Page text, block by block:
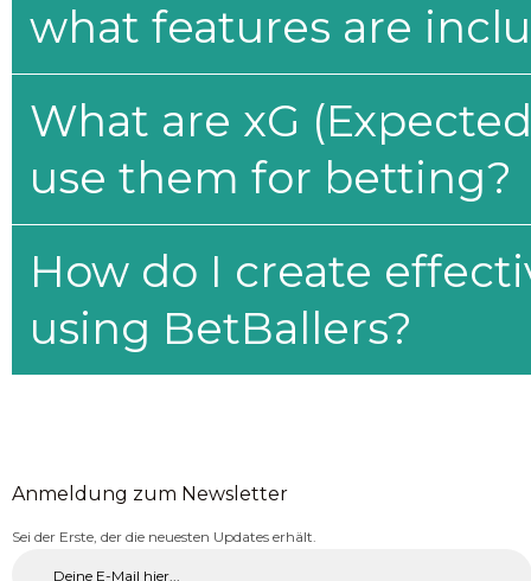
what features are
What are xG
use them for betting?
How do I create
using BetBallers?
Anmeldung zum Newsletter
Sei der Erste, der die neuesten Updates erhält.